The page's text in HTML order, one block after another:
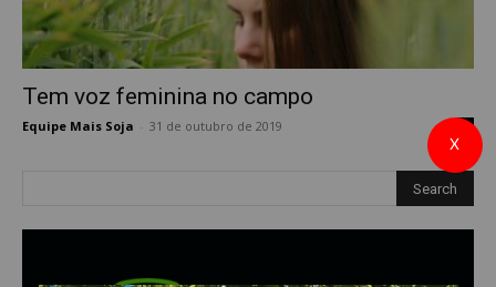
Tem voz feminina no campo
Equipe Mais Soja 31 de outubro de 2019
X